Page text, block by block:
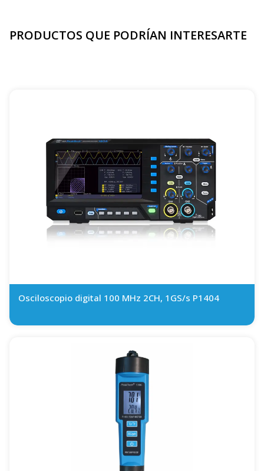
PRODUCTOS QUE PODRÍAN INTERESARTE
Osciloscopio digital 100 MHz 2CH, 1GS/s P1404